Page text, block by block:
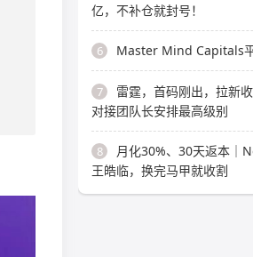
亿，不补仓就封号！
6 Master Mind Capitals
7
雷霆，首码刚出，拉新
对接团队长安排最高级别
8
月化30%、30天返本｜
王皓临，换完马甲就收割